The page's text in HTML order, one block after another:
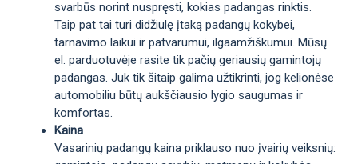
svarbūs norint nuspręsti, kokias padangas rinktis.
Taip pat tai turi didžiulę įtaką padangų kokybei,
tarnavimo laikui ir patvarumui, ilgaamžiškumui. Mūsų
el. parduotuvėje rasite tik pačių geriausių gamintojų
padangas. Juk tik šitaip galima užtikrinti, jog kelionėse
automobiliu būtų aukščiausio lygio saugumas ir
komfortas.
Kaina
Vasarinių padangų kaina priklauso nuo įvairių veiksnių: